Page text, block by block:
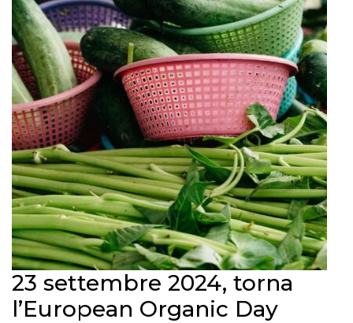
23 settembre 2024, torna
l’European Organic Day